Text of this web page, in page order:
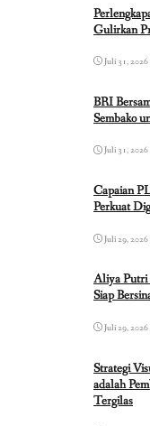
Gulirkan
Juli 31, 2026
BRI
Sembako
Juli 31, 2026
Capaian
Perkuat
Juli 29, 2026
Aliya Putri
Siap
Juli 29, 2026
Strategi
adalah
Tergilas